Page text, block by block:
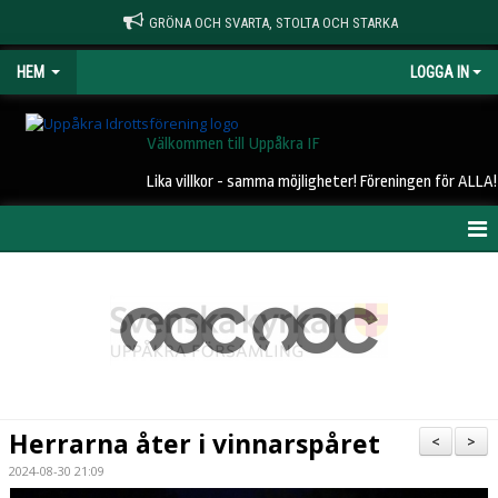
GRÖNA OCH SVARTA, STOLTA OCH STARKA
HEM LOGGA IN
Välkommen till Uppåkra IF
Lika villkor - samma möjligheter! Föreningen för ALLA!
STYRELSE
>
<
Herrarna åter i vinnarspåret
2024-08-30 21:09